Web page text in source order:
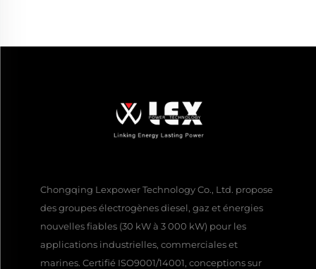
Chongqing Lexpower Technology Co., Ltd. propose
des groupes électrogènes diesel, gaz et énergies
nouvelles fiables (30 kW à 3 000 kW) pour les
applications industrielles, commerciales et
marines. Certifié ISO9001/14001, conceptions sur